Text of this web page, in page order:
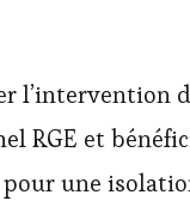
l’intervention
RGE et
une